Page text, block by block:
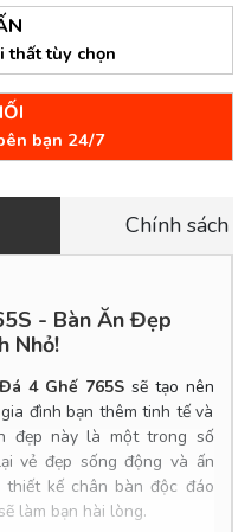
thất tùy chọn
bạn 24/7
Chính sách
- Bàn Ăn Đẹp
Nhỏ!
4 Ghế 765Ssẽ tạo nên
đình bạn thêm tinh tế và
đẹp này là một trong số
vẻ đẹp sống động và ấn
kế chân bàn độc đáo
làm bạn hài lòng.